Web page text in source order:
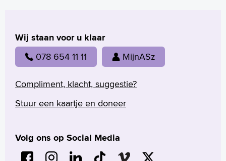
Wij staan voor u klaar
078 654 11 11 MijnASz
Compliment, klacht, suggestie?
Stuur een kaartje en doneer
Volg ons op Social Media